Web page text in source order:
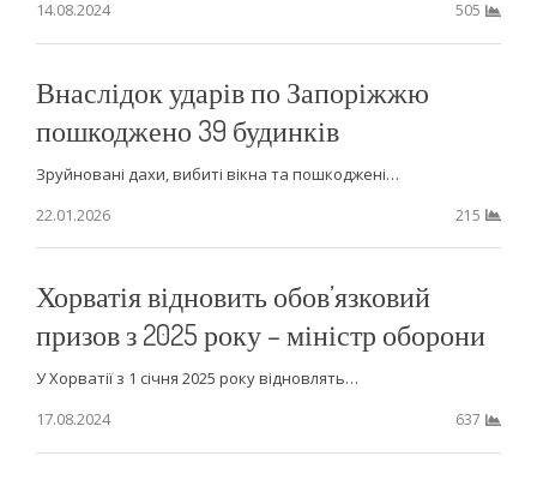
14.08.2024
505
Внаслідок ударів по Запоріжжю
пошкоджено 39 будинків
Зруйновані дахи, вибиті вікна та пошкоджені…
22.01.2026
215
Хорватія відновить обов’язковий
призов з 2025 року – міністр оборони
У Хорватії з 1 січня 2025 року відновлять…
17.08.2024
637